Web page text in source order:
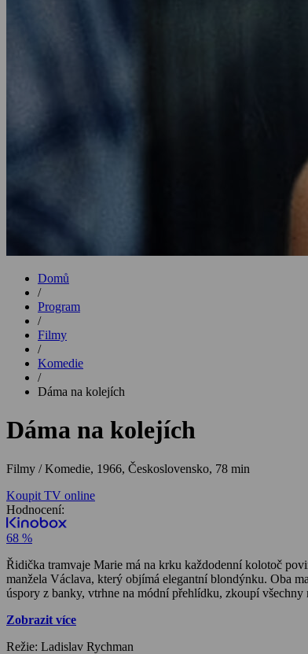
Domů
/
Program
/
Filmy
/
Komedie
/
Dáma na kolejích
Dáma na kolejích
Filmy / Komedie, 1966, Československo, 78 min
Koupit TV online
Hodnocení:
68 %
Řidička tramvaje Marie má na krku každodenní kolotoč
manžela Václava, který objímá elegantní blondýnku. Oba
úspory z banky, vtrhne na módní přehlídku, zkoupí
Zobrazit více
Režie: Ladislav Rychman